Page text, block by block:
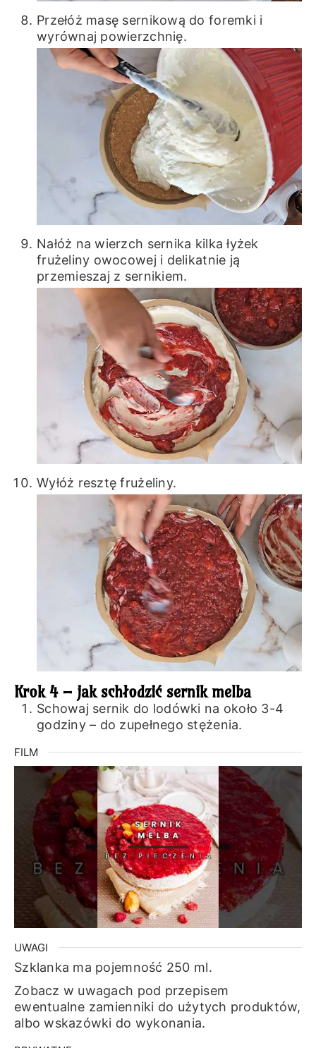
Przełóż masę sernikową do foremki i
wyrównaj powierzchnię.
Nałóż na wierzch sernika kilka łyżek
frużeliny owocowej i delikatnie ją
przemieszaj z sernikiem.
Wyłóż resztę frużeliny.
Krok 4 – jak schłodzić sernik melba
Schowaj sernik do lodówki na około 3-4
godziny – do zupełnego stężenia.
FILM
UWAGI
Szklanka ma pojemność 250 ml.
Zobacz w uwagach pod przepisem
ewentualne zamienniki do użytych produktów,
albo wskazówki do wykonania.